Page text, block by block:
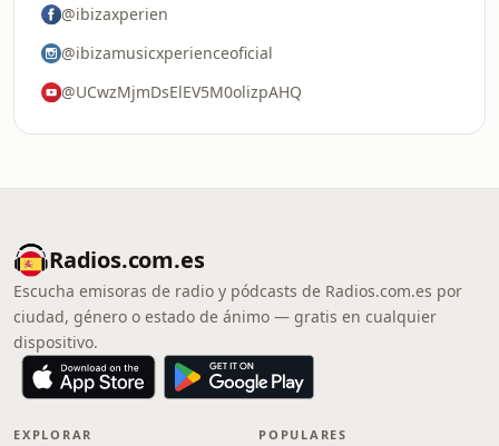
@ibizaxperien
@ibizamusicxperienceoficial
@UCwzMjmDsElEV5M0olizpAHQ
Radios.com.es
Escucha emisoras de radio y pódcasts de Radios.com.es por
ciudad, género o estado de ánimo — gratis en cualquier
dispositivo.
EXPLORAR POPULARES